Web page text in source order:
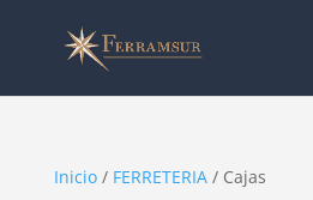
Inicio/ FERRETERIA/ Cajas